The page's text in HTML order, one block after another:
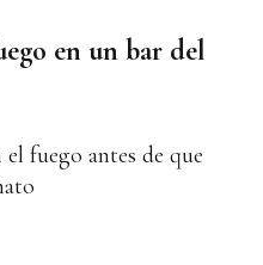
en un bar del
fuego antes de que